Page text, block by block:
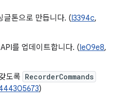
글톤으로 만듭니다. (I3394c,
API를 업데이트합니다. (Ie09e8,
도록 RecorderCommands
)